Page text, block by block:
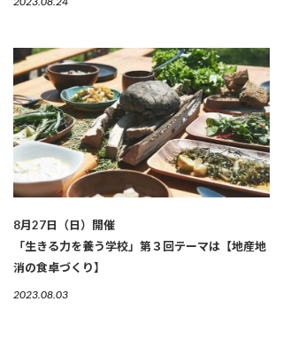
8月27日（日）開催
「生きる力を養う学校」第３回テーマは【地産地
消の食卓づくり】
2023.08.03